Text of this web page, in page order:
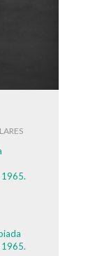
1965.
1965.